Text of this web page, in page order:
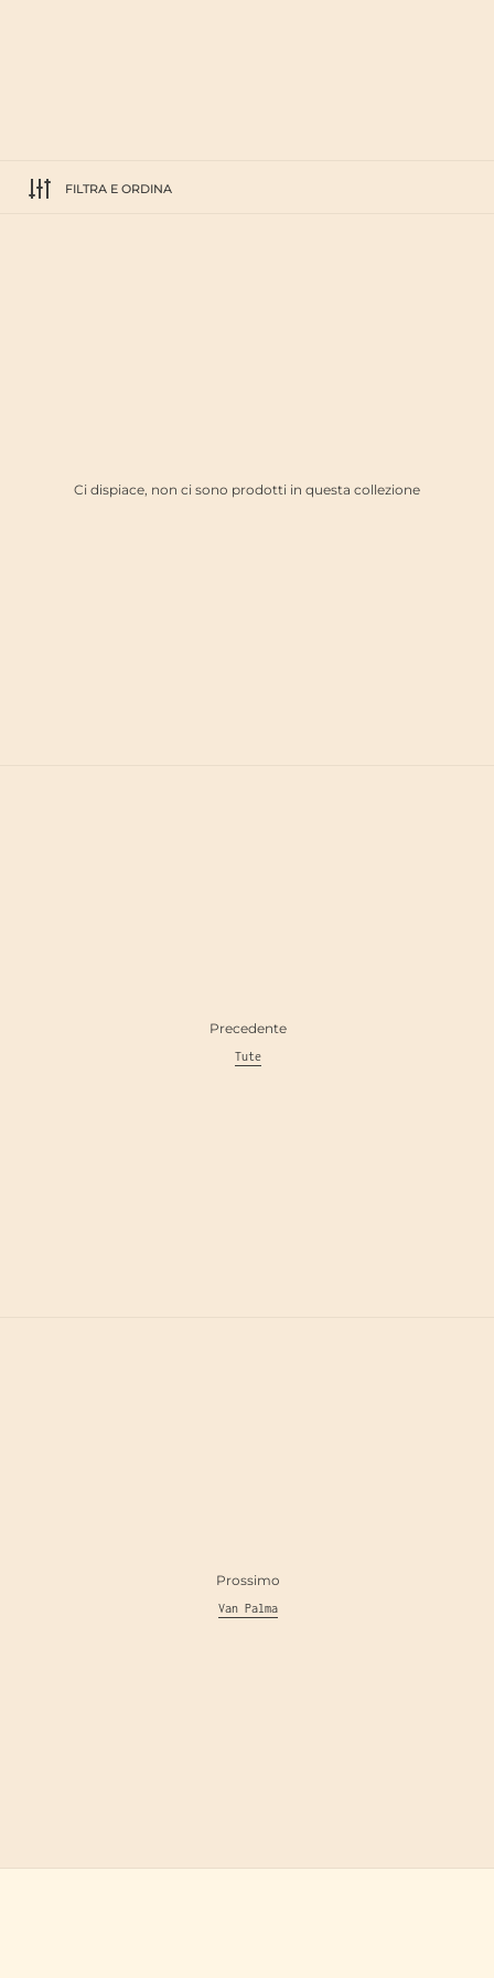
FILTRA E ORDINA
Ci dispiace, non ci sono prodotti in questa collezione
Precedente
Tute
Prossimo
Van Palma